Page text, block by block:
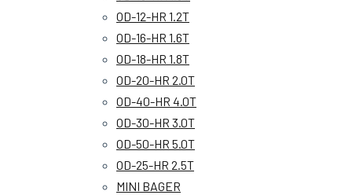
OD-12-HR 1.2T
OD-16-HR 1.6T
OD-18-HR 1.8T
OD-20-HR 2.0T
OD-40-HR 4.0T
OD-30-HR 3.0T
OD-50-HR 5.0T
OD-25-HR 2.5T
MINI BAGER